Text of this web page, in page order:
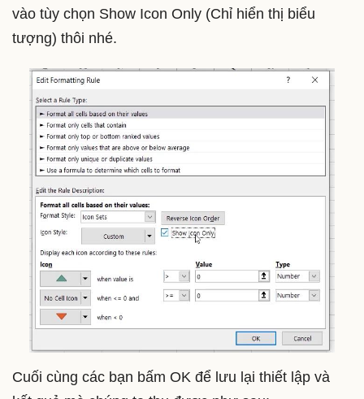
vào tùy chọn Show Icon Only (Chỉ hiển thị biểu
tượng) thôi nhé.
Cuối cùng các bạn bấm OK để lưu lại thiết lập và